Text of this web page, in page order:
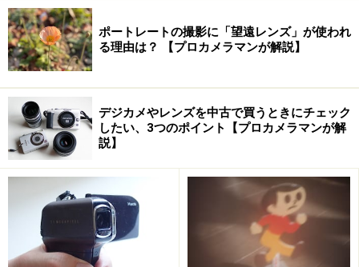
ポートレートの撮影に「望遠レンズ」が使われ
る理由は？ 【プロカメラマンが解説】
デジカメやレンズを中古で買うときにチェック
したい、3つのポイント【プロカメラマンが解
説】